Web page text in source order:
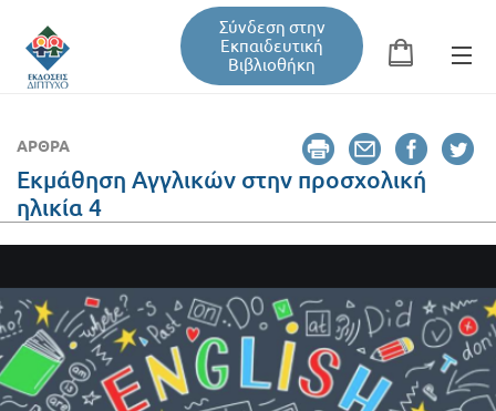
Σύνδεση στην
Εκπαιδευτική
Βιβλιοθήκη
Φόρμα αναζήτησης
Εκπαιδευτική Βιβλιοθήκη
Βιβλία
Σεμινάρια / Συνέδρια
ΆΡΘΡΑ
Εκμάθηση Αγγλικών στην προσχολική
ηλικία 4